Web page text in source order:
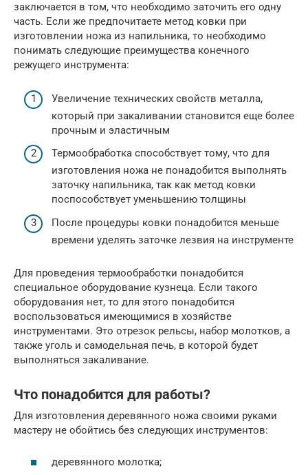
заключается в том, что необходимо заточить его одну
часть. Если же предпочитаете метод ковки при
изготовлении ножа из напильника, то необходимо
понимать следующие преимущества конечного
режущего инструмента:
Увеличение технических свойств металла,
который при закаливании становится еще более
прочным и эластичным
Термообработка способствует тому, что для
изготовления ножа не понадобится выполнять
заточку напильника, так как метод ковки
поспособствует уменьшению толщины
После процедуры ковки понадобится меньше
времени уделять заточке лезвия на инструменте
Для проведения термообработки понадобится
специальное оборудование кузнеца. Если такого
оборудования нет, то для этого понадобится
воспользоваться имеющимися в хозяйстве
инструментами. Это отрезок рельсы, набор молотков, а
также уголь и самодельная печь, в которой будет
выполняться закаливание.
Что понадобится для работы?
Для изготовления деревянного ножа своими руками
мастеру не обойтись без следующих инструментов:
деревянного молотка;